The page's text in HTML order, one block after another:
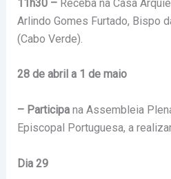
11h30 – Receba na Casa
Arlindo Gomes Furtado, Bispo
(Cabo Verde).
28 de abril a 1 de maio
– Participa na Assembleia
Episcopal Portuguesa, a
Dia 29